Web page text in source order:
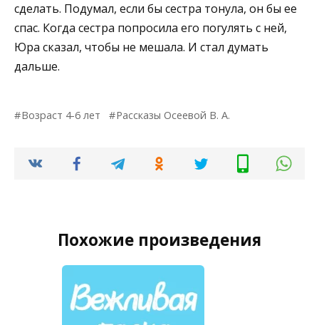
сделать. Подумал, если бы сестра тонула, он бы ее
спас. Когда сестра попросила его погулять с ней,
Юра сказал, чтобы не мешала. И стал думать
дальше.
Возраст 4-6 лет Рассказы Осеевой В. А.
Похожие произведения